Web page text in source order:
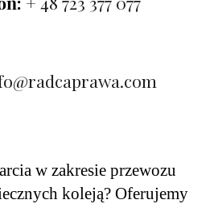
w zakresie przewozu
koleją? Oferujemy